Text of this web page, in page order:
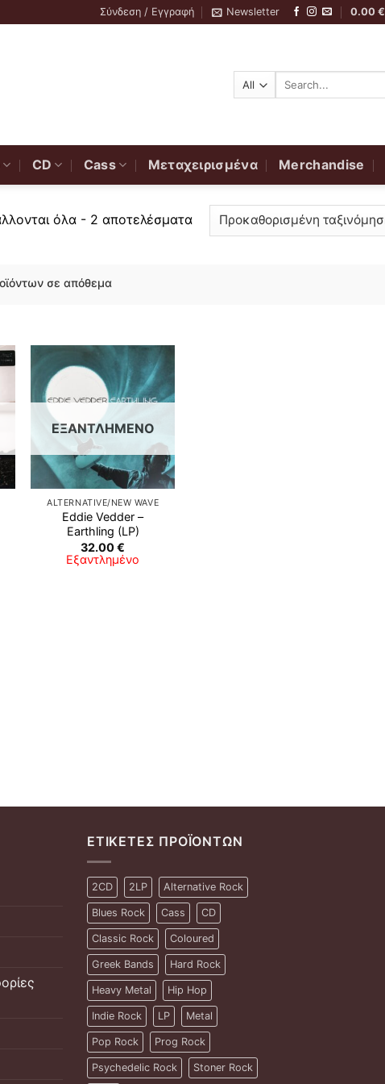
Σύνδεση / Εγγραφή Newsletter 0.00€
Αναζήτηση
CD Cass Μεταχειρισμένα Merchandise
όλα - 2 αποτελέσματα
σε απόθεμα
Προσθήκη
στη λίστα
ΕΞΑΝΤΛΗΜΈΝΟ
ALTERNATIVE/NEW WAVE
Eddie Vedder –
Earthling (LP)
32.00€
Εξαντλημένο
ΕΤΙΚΈΤΕΣ ΠΡΟΪΌΝΤΩΝ
2CD 2LP Alternative Rock
Blues Rock Cass CD
Classic Rock Coloured
Greek Bands Hard Rock
Heavy Metal Hip Hop
Indie Rock LP Metal
Pop Rock Prog Rock
Psychedelic Rock Stoner Rock